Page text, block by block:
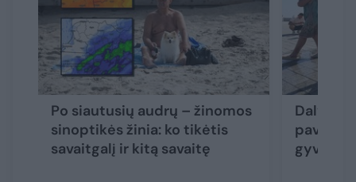
Po siautusių audrų – žinomos
sinoptikės žinia: ko tikėtis
savaitgalį ir kitą savaitę
Dalyje